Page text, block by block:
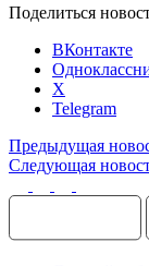
Поделиться
ВКонтакте
X
Telegram
Предыдущая
Следующая